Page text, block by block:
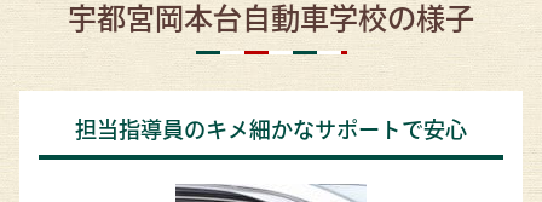
宇都宮岡本台自動車学校の様子
担当指導員のキメ細かなサポートで安心